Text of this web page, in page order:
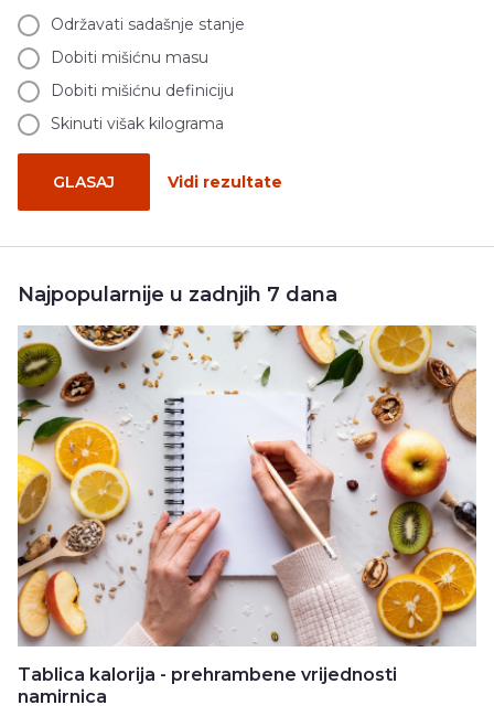
Održavati sadašnje stanje
Dobiti mišićnu masu
Dobiti mišićnu definiciju
Skinuti višak kilograma
GLASAJ Vidi rezultate
Najpopularnije u zadnjih 7 dana
Tablica kalorija - prehrambene vrijednosti
namirnica